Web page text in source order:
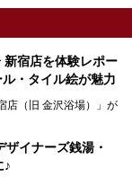
新宿店を体験レポー
・タイル絵が魅力
店（旧 金沢浴場）」が
そのまま、昔からここ
でくれる人にも愛され
りました。洞窟のよ
ザイナーズ銭湯・
♪